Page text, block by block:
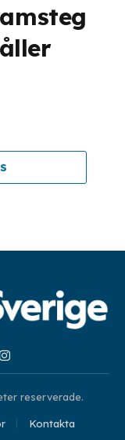
Instagram
reserverade.
Kontakta